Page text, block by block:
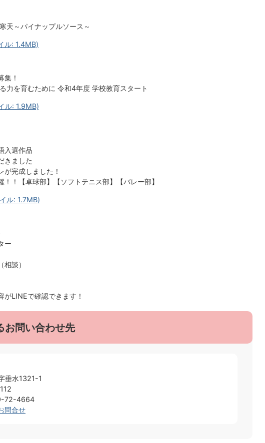
天～パイナップルソース～
ル: 1.4MB)
集！
力を育むために 令和4年度 学校教育スタート
ル: 1.9MB)
入選作品
きました
が完成しました！
！！【卓球部】【ソフトテニス部】【バレー部】
ル: 1.7MB)
ー
談）
がLINEで確認できます！
お問い合わせ先
垂水1321-1
72-4664
問合せ